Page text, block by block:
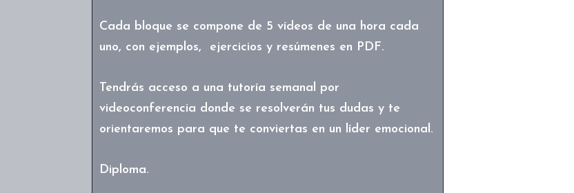
Cada bloque se compone de 5 vídeos de una hora cada
uno, con ejemplos, ejercicios y resúmenes en PDF.
Tendrás acceso a una tutoría semanal por
videoconferencia donde se resolverán tus dudas y te
orientaremos para que te conviertas en un líder emocional.
Diploma.